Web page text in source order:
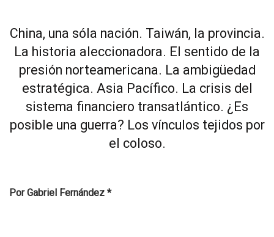
China, una sóla nación. Taiwán, la provincia.
La historia aleccionadora. El sentido de la
presión norteamericana. La ambigüedad
estratégica. Asia Pacífico. La crisis del
sistema financiero transatlántico. ¿Es
posible una guerra? Los vínculos tejidos por
el coloso.
Por Gabriel Fernández *